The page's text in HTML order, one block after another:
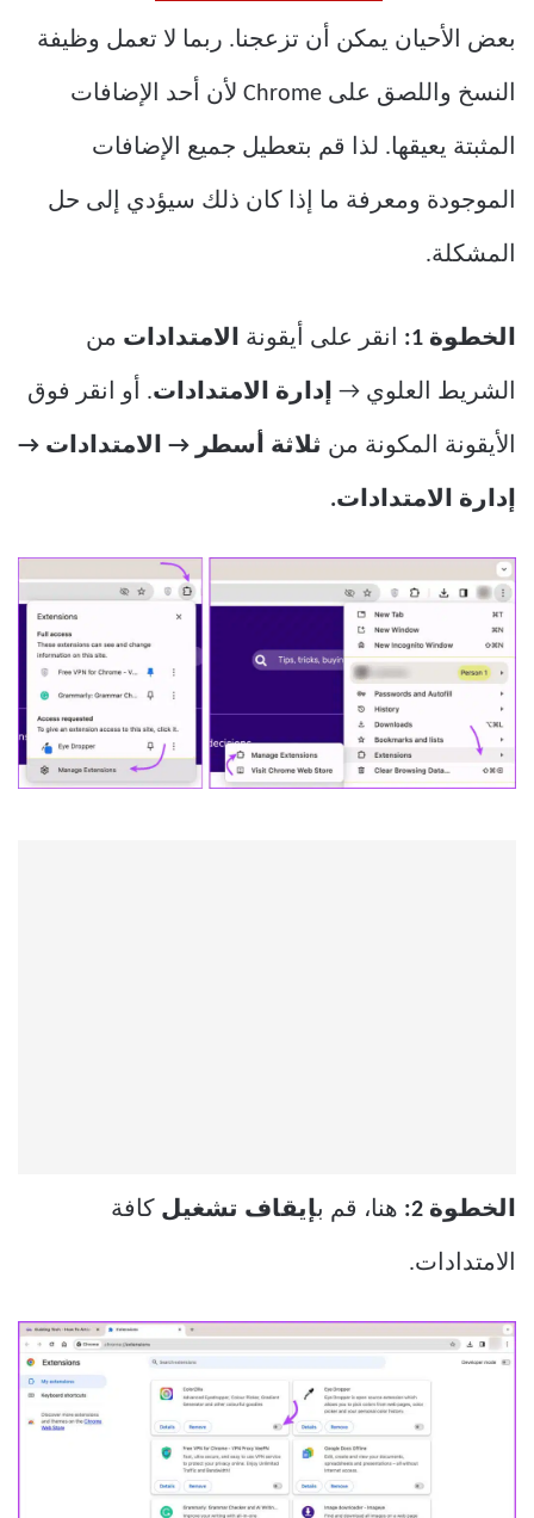
بعض الأحيان يمكن أن تزعجنا. ربما لا تعمل وظيفة
النسخ واللصق على Chrome لأن أحد الإضافات
المثبتة يعيقها. لذا قم بتعطيل جميع الإضافات
الموجودة ومعرفة ما إذا كان ذلك سيؤدي إلى حل
المشكلة.
الخطوة 1: انقر على أيقونة الامتدادات من
الشريط العلوي → إدارة الامتدادات. أو انقر فوق
الأيقونة المكونة من ثلاثة أسطر → الامتدادات →
إدارة الامتدادات.
الخطوة 2: هنا، قم بإيقاف تشغيل كافة
الامتدادات.